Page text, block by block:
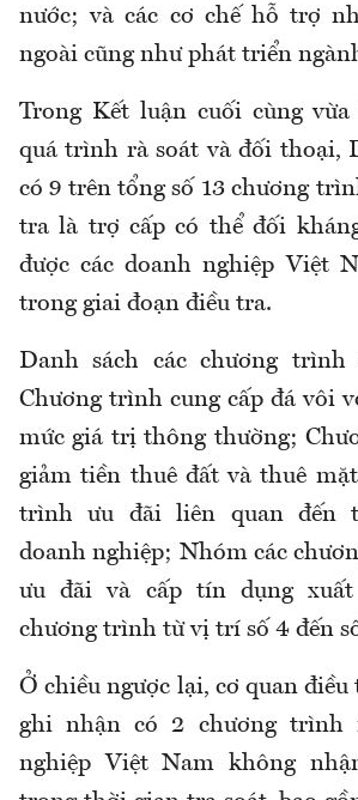
nước; và các cơ chế hỗ trợ
ngoài cũng như phát triển
Trong Kết luận cuối cùng vừa
quá trình rà soát và đối thoại,
có 9 trên tổng số 13 chương
tra là trợ cấp có thể đối
được các doanh nghiệp Việt
trong giai đoạn điều tra.
Danh sách các chương trình
Chương trình cung cấp đá vôi
mức giá trị thông thường;
giảm tiền thuê đất và thuê
trình ưu đãi liên quan đến
doanh nghiệp; Nhóm các
ưu đãi và cấp tín dụng
chương trình từ vị trí số 4 đến
Ở chiều ngược lại, cơ quan
ghi nhận có 2 chương trình
nghiệp Việt Nam không